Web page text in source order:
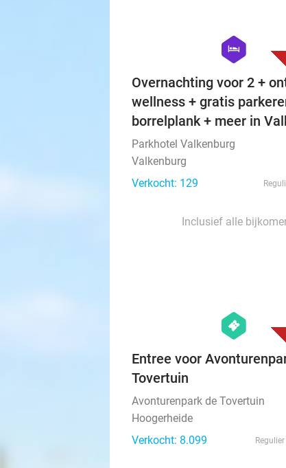
hexagon
hotel
Overnachting voor 2 +
wellness + gratis
borrelplank + meer in
Parkhotel Valkenburg
Valkenburg
Verkocht: 129
Inclusief alle
hexagon
events
Entree voor
Tovertuin
Avonturenpark de Tovertuin
Hoogerheide
Verkocht: 8.099
Regulier